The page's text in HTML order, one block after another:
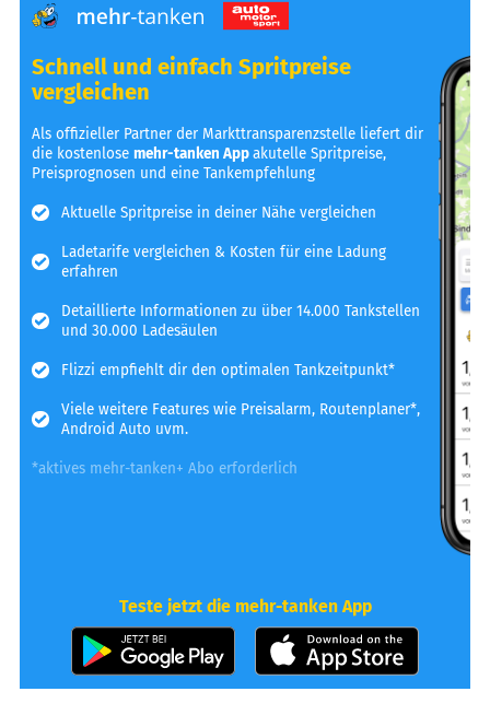
Schnell und einfach Spritpreise
vergleichen
Als offizieller Partner der Markttransparenzstelle liefert dir
die kostenlosemehr-tanken Appakutelle Spritpreise,
Preisprognosen und eine Tankempfehlung
Aktuelle Spritpreise in deiner Nähe vergleichen
Ladetarife vergleichen & Kosten für eine Ladung
erfahren
Detaillierte Informationen zu über 14.000 Tankstellen
und 30.000 Ladesäulen
Flizzi empfiehlt dir den optimalen Tankzeitpunkt*
Viele weitere Features wie Preisalarm, Routenplaner*,
Android Auto uvm.
*aktives mehr-tanken+ Abo erforderlich
Teste jetzt die mehr-tanken App